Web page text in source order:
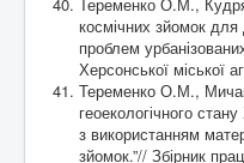
космічних зйомок для
проблем
Херсонської міської
Теременко О.М.,
геоекологічного
з використанням
зйомок.”// Збірник